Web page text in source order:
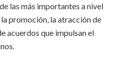
las más importantes a nivel
promoción, la atracción de
acuerdos que impulsan el